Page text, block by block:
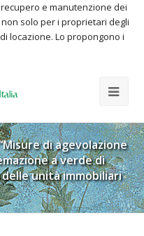
e manutenzione dei
solo per i proprietari degli
locazione. Lo propongono i
di agevolazione
a verde di
unità immobiliari